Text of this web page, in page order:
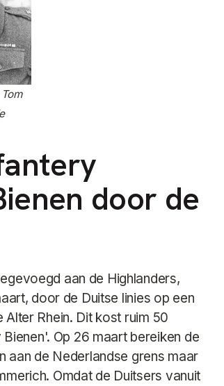
door de
aan de Highlanders,
door de Duitse linies op een
Rhein. Dit kost ruim 50
Op 26 maart bereiken de
aan de Nederlandse grens maar
Omdat de Duitsers vanuit